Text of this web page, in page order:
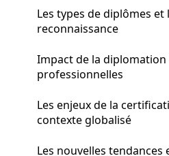
Les types de diplômes et
reconnaissance
Impact de la
professionnelles
Les enjeux de la
contexte globalisé
Les nouvelles tendances